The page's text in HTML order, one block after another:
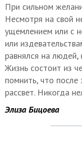
При сильном
Несмотря на свой
ущемлением или с
или
равнялся на людей,
Жизнь состоит из
помнить, что после
рассвет. Никогда
Элиза Бицоева